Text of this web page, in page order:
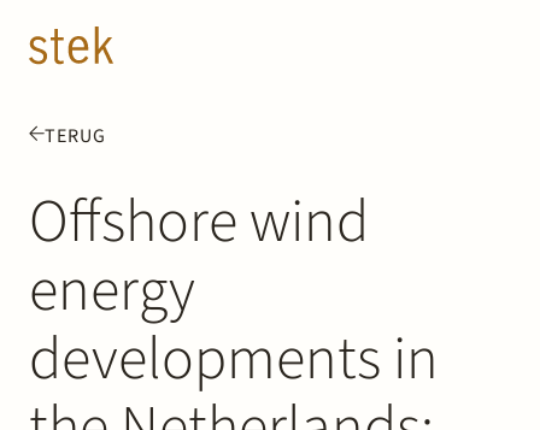
TERUG
Offshore wind
energy
developments in
Mensen
Expertise
Over ons
Track record